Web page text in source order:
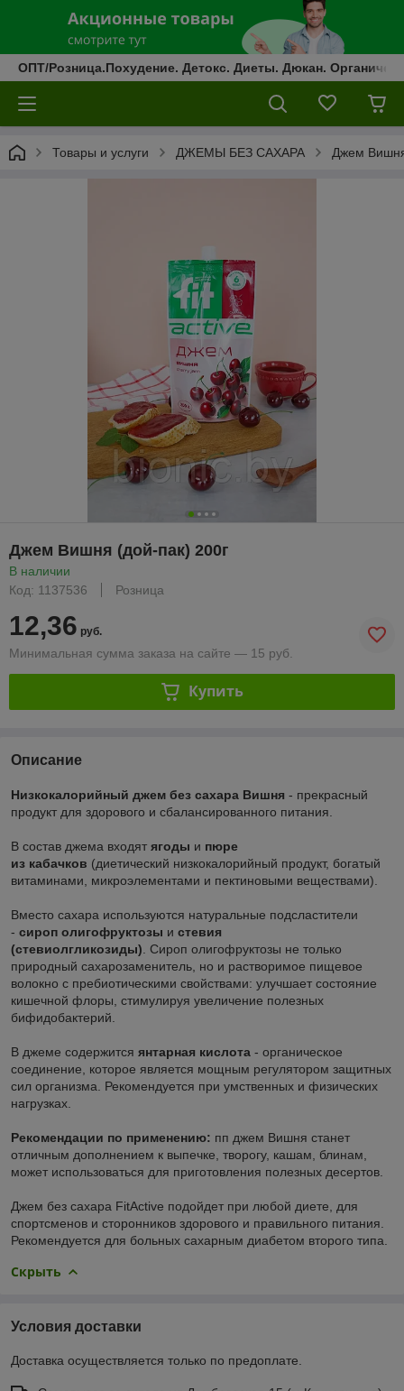
ОПТ/Розница.Похудение. Детокс. Диеты. Дюкан.
Товары и услуги ДЖЕМЫ БЕЗ САХАРА Джем
Джем Вишня (дой-пак) 200г
В наличии
Код: 1137536
Розница
12,36 руб.
Минимальная сумма заказа на сайте — 15 руб.
Купить
Описание
Низкокалорийный джем без сахара Вишня - прекрасный
продукт для здорового и сбалансированного питания.
В состав джема входят ягоды и пюре
из кабачков (диетический низкокалорийный продукт, богатый
витаминами, микроэлементами и пектиновыми веществами).
Вместо сахара используются натуральные подсластители
- сироп олигофруктозы и стевия
(стевиолгликозиды) . Сироп олигофруктозы не только
природный сахарозаменитель, но и растворимое пищевое
волокно с пребиотическими свойствами: улучшает состояние
кишечной флоры, стимулируя увеличение полезных
бифидобактерий.
В джеме содержится янтарная кислота - органическое
соединение, которое является мощным регулятором защитных
сил организма. Рекомендуется при умственных и физических
нагрузках.
Рекомендации по применению: пп джем Вишня станет
отличным дополнением к выпечке, творогу, кашам, блинам,
может использоваться для приготовления полезных десертов.
Джем без сахара FitActive подойдет при любой диете, для
спортсменов и сторонников здорового и правильного питания.
Рекомендуется для больных сахарным диабетом второго типа.
Скрыть
Условия доставки
Доставка осуществляется только по предоплате.